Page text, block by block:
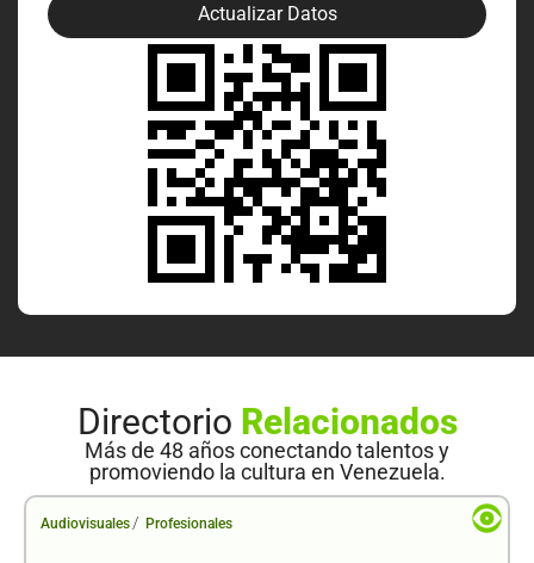
Actualizar Datos
Directorio Relacionados
Más de 48 años conectando talentos y
promoviendo la cultura en Venezuela.
Audiovisuales / Profesionales